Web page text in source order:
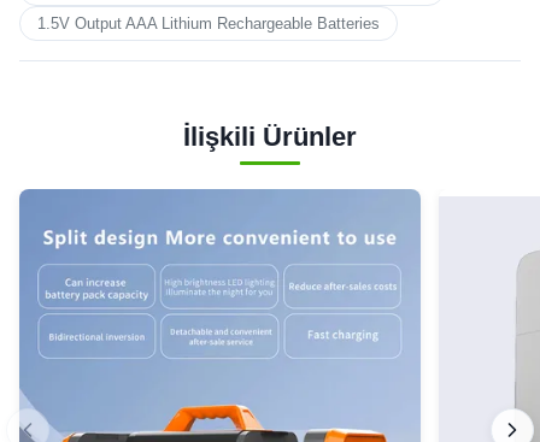
1.5V Output AAA Lithium Rechargeable Batteries
İlişkili Ürünler